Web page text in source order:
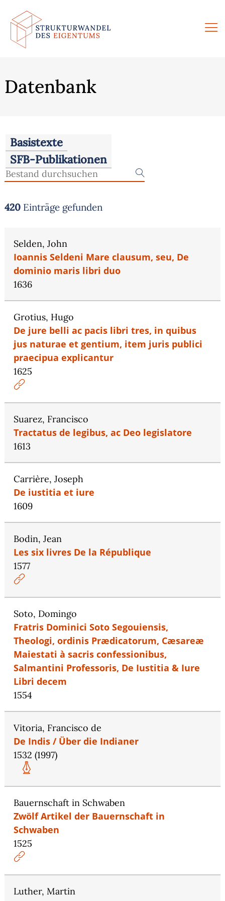
Zum
Inhalt
springen
Datenbank
Basistexte
SFB-Publikationen
420 Einträge gefunden
Selden, John
Ioannis Seldeni Mare clausum, seu, De
dominio maris libri duo
1636
Grotius, Hugo
De jure belli ac pacis libri tres, in quibus
jus naturae et gentium, item juris publici
praecipua explicantur
1625
Suarez, Francisco
Tractatus de legibus, ac Deo legislatore
1613
Carrière, Joseph
De iustitia et iure
1609
Bodin, Jean
Les six livres De la République
1577
Soto, Domingo
Fratris Dominici Soto Segouiensis,
Theologi, ordinis Prædicatorum, Cæsareæ
Maiestati à sacris confessionibus,
Salmantini Professoris, De Iustitia & Iure
Libri decem
1554
Vitoria, Francisco de
De Indis / Über die Indianer
1532 (1997)
Bauernschaft in Schwaben
Zwölf Artikel der Bauernschaft in
Schwaben
1525
Luther, Martin